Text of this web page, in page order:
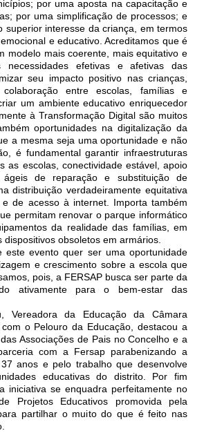
por uma aposta na capacitação e
por uma simplificação de processos; e
superior interesse da criança, em termos
e educativo. Acreditamos que é
modelo mais coerente, mais equitativo e
necessidades efetivas e afetivas das
seu impacto positivo nas crianças,
entre escolas, famílias e
um ambiente educativo enriquecedor
à Transformação Digital são muitos
oportunidades na digitalização da
a mesma seja uma oportunidade e não
é fundamental garantir infraestruturas
as escolas, conectividade estável, apoio
ágeis de reparação e substituição de
distribuição verdadeiramente equitativa
de acesso à internet. Importa também
permitam renovar o parque informático
da realidade das famílias, em
dispositivos obsoletos em armários.
este evento quer ser uma oportunidade
e crescimento sobre a escola que
pois, a FERSAP busca ser parte da
ativamente para o bem-estar das
Vereadora da Educação da Câmara
o Pelouro da Educação, destacou a
Associações de Pais no Concelho e a
com a Fersap parabenizando a
anos e pelo trabalho que desenvolve
educativas do distrito. Por fim
iniciativa se enquadra perfeitamente no
Projetos Educativos promovida pela
partilhar o muito do que é feito nas